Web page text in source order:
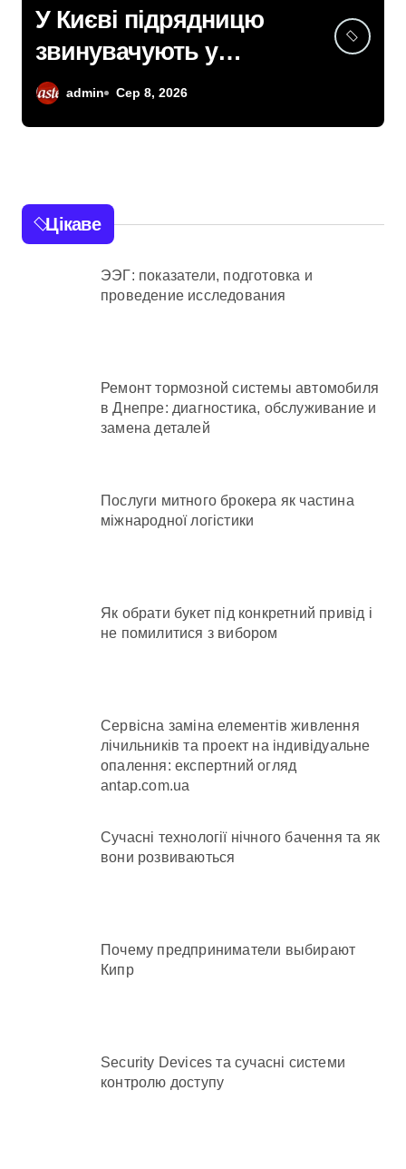
У Києві підрядницю
звинувачують у
розкраданні понад пів
admin Сер 8, 2026
Цікаве
ЭЭГ: показатели, подготовка и
проведение исследования
Ремонт тормозной системы автомобиля
в Днепре: диагностика, обслуживание и
замена деталей
Послуги митного брокера як частина
міжнародної логістики
Як обрати букет під конкретний привід і
не помилитися з вибором
Сервісна заміна елементів живлення
лічильників та проект на індивідуальне
опалення: експертний огляд
antap.com.ua
Сучасні технології нічного бачення та як
вони розвиваються
Почему предприниматели выбирают
Кипр
Security Devices та сучасні системи
контролю доступу